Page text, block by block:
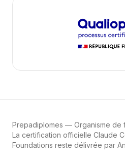
Prepadiplomes — Organisme de
La certification officielle Claude
Foundations reste délivrée par